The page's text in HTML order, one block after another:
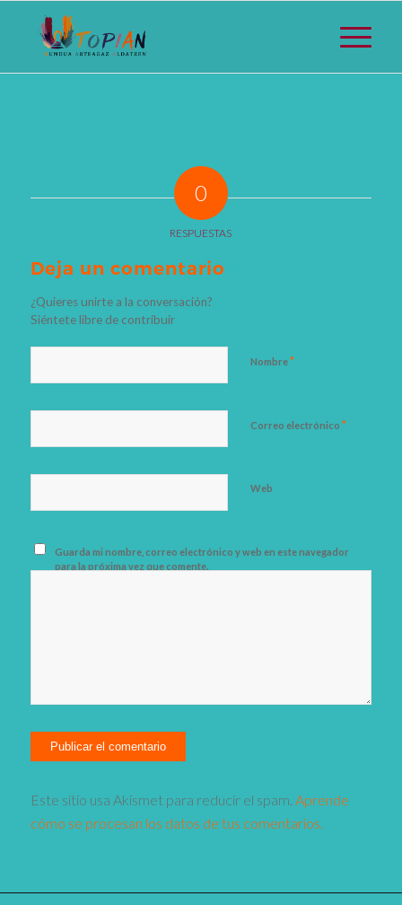
0
RESPUESTAS
Deja un comentario
¿Quieres unirte a la conversación?
Siéntete libre de contribuir
Nombre*
Correo electrónico *
Web
Guarda mi nombre, correo electrónico y web en este navegador
para la próxima vez que comente.
Este sitio usa Akismet para reducir el spam. Aprende
cómo se procesan los datos de tus comentarios.